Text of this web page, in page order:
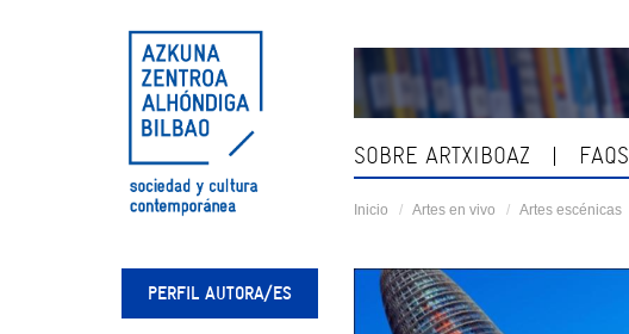
SOBRE ARTXIBOAZ FAQS
Inicio Artes en vivo Artes escénicas
PERFIL AUTORA/ES